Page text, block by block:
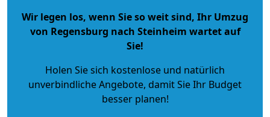
Wir legen los, wenn Sie so weit sind, Ihr Umzug
von Regensburg nach Steinheim wartet auf
Sie!
Holen Sie sich kostenlose und natürlich
unverbindliche Angebote, damit Sie Ihr Budget
besser planen!